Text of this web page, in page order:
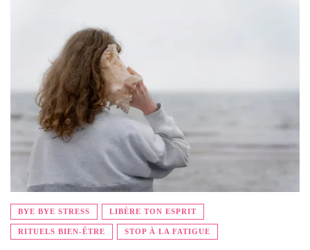
BYE BYE STRESS LIBÈRE TON ESPRIT
RITUELS BIEN-ÊTRE STOP À LA FATIGUE